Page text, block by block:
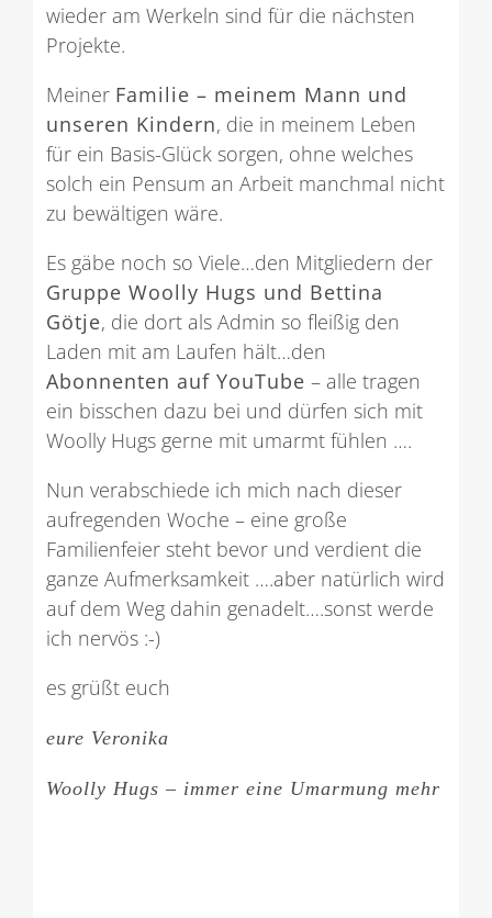
wieder am Werkeln sind für die nächsten
Projekte.
Meiner Familie – meinem Mann und
unseren Kindern, die in meinem Leben
für ein Basis-Glück sorgen, ohne welches
solch ein Pensum an Arbeit manchmal nicht
zu bewältigen wäre.
Es gäbe noch so Viele…den Mitgliedern der
Gruppe Woolly Hugs und Bettina
Götje, die dort als Admin so fleißig den
Laden mit am Laufen hält…den
Abonnenten auf YouTube – alle tragen
ein bisschen dazu bei und dürfen sich mit
Woolly Hugs gerne mit umarmt fühlen ….
Nun verabschiede ich mich nach dieser
aufregenden Woche – eine große
Familienfeier steht bevor und verdient die
ganze Aufmerksamkeit ….aber natürlich wird
auf dem Weg dahin genadelt….sonst werde
ich nervös :-)
es grüßt euch
eure Veronika
Woolly Hugs – immer eine Umarmung mehr